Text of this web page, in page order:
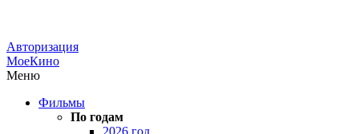
Авторизация
МоеКино
Меню
Фильмы
По годам
2026 год